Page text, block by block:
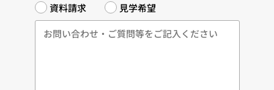
資料請求 見学希望